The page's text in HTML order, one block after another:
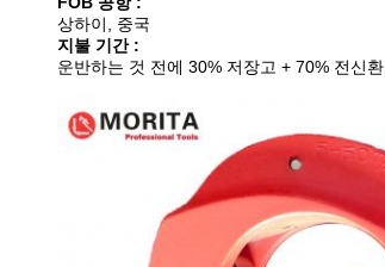
상하이, 중국
지불 기간 :
운반하는 것 전에 30% 저장고 + 70% 전신환.